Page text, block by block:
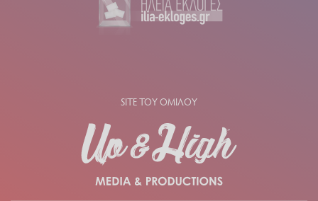
SITE ΤΟΥ ΟΜΙΛΟΥ